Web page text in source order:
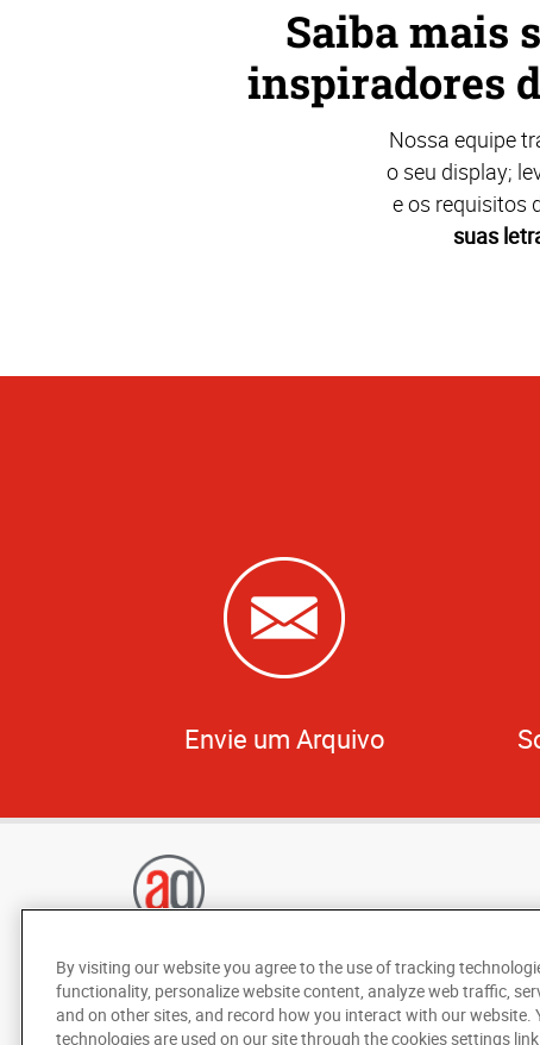
Saiba mais
inspiradores
Nossa equipe
o seu display;
e os requisitos
suas
Envie um Arquivo
By visiting our website you agree to the use of tracking
functionality, personalize website content, analyze web traffic,
and on other sites, and record how you interact with our website.
technologies are used on our site through the cookies settings